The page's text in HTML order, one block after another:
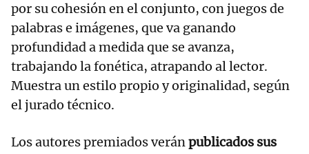
por su cohesión en el conjunto, con juegos de
palabras e imágenes, que va ganando
profundidad a medida que se avanza,
trabajando la fonética, atrapando al lector.
Muestra un estilo propio y originalidad, según
el jurado técnico.
Los autores premiados veránpublicados sus